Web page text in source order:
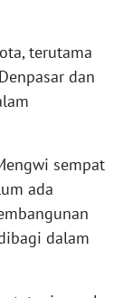
terutama
dan
sempat
ada
dalam